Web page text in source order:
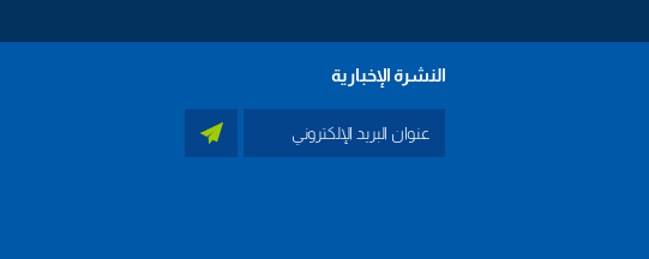
النشرة الإخبارية